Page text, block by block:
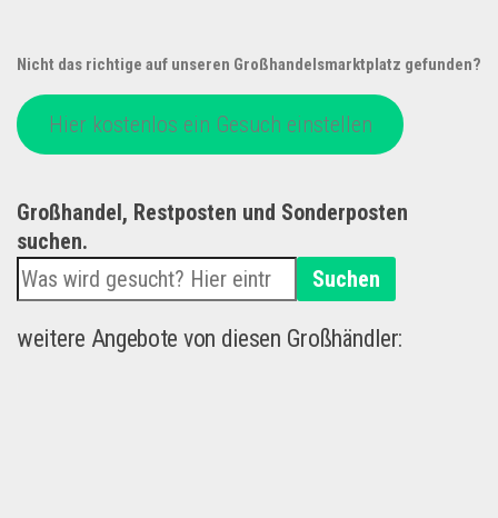
Nicht das richtige auf unseren Großhandelsmarktplatz gefunden?
Hier kostenlos ein Gesuch einstellen
Großhandel, Restposten und Sonderposten
suchen.
Suchen
weitere Angebote von diesen Großhändler: